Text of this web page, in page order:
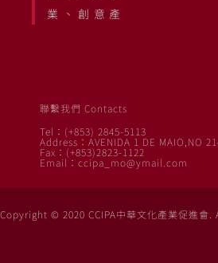
業、創意產
聯繫我們 Contacts
Tel：(+853) 2845-5113
Address：AVENIDA 1 DE MAIO,NO
Fax：(+853)2823-1122
Email：ccipa_mo@ymail.com
Copyright © 2020 CCIPA中華文化產業促進會.